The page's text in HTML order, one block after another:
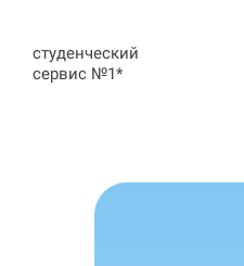
студенческий
сервис №1*